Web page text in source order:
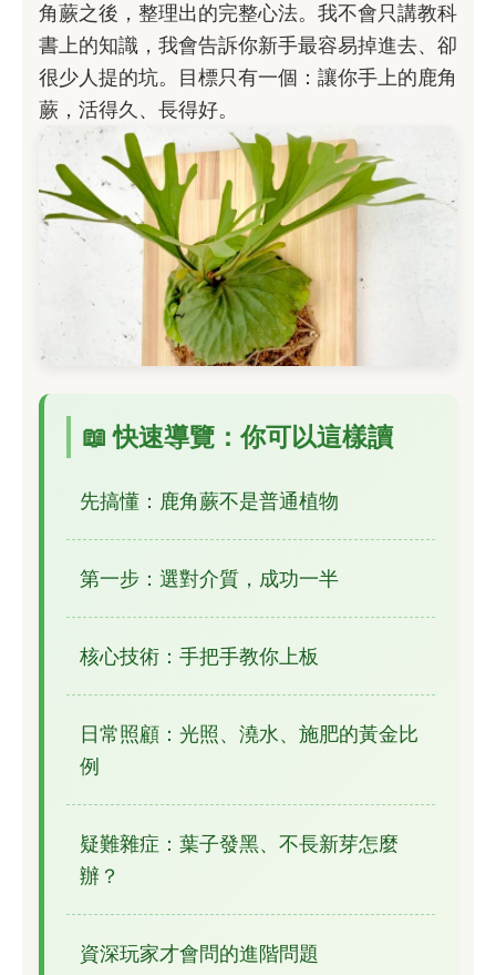
角蕨之後，整理出的完整心法。我不會只講教科
書上的知識，我會告訴你新手最容易掉進去、卻
很少人提的坑。目標只有一個：讓你手上的鹿角
蕨，活得久、長得好。
📖 快速導覽：你可以這樣讀
先搞懂：鹿角蕨不是普通植物
第一步：選對介質，成功一半
核心技術：手把手教你上板
日常照顧：光照、澆水、施肥的黃金比
例
疑難雜症：葉子發黑、不長新芽怎麼
辦？
資深玩家才會問的進階問題